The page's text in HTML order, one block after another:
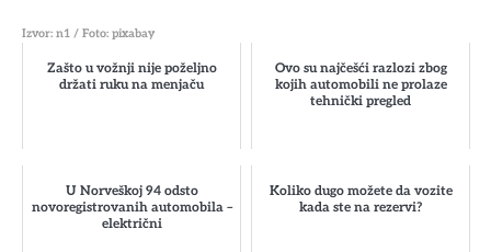
Izvor: n1 / Foto: pixabay
Zašto u vožnji nije poželjno
držati ruku na menjaču
Ovo su najčešći razlozi zbog
kojih automobili ne prolaze
tehnički pregled
U Norveškoj 94 odsto
novoregistrovanih automobila –
električni
Koliko dugo možete da vozite
kada ste na rezervi?